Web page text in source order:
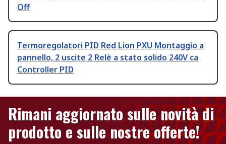
Off
Termoregolatori PID Red Lion PXU Montaggio a
pannello, 2 uscite 2 Relè a stato solido 240V ca
Controller PID
Rimani aggiornato sulle novità di
prodotto e sulle nostre offerte!